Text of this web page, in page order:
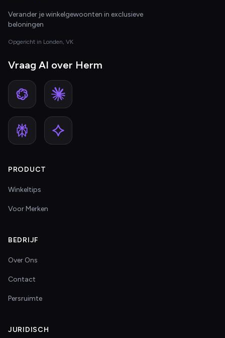
Verander je winkelgewoonten in exclusieve
beloningen
Opgericht in Londen, VK
Vraag AI over Herm
PRODUCT
Winkeltips
Voor Merken
BEDRIJF
Over Ons
Contact
Persruimte
JURIDISCH